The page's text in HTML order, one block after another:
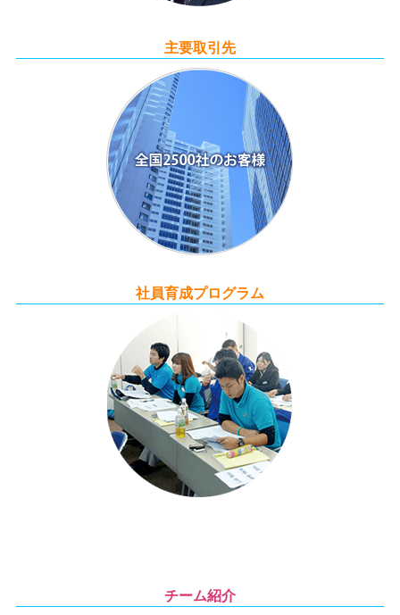
主要取引先
社員育成プログラム
チーム紹介